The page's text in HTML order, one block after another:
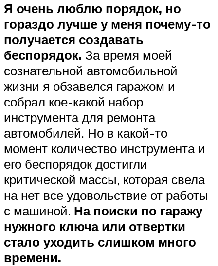
Я очень люблю порядок, но
гораздо лучше у меня почему-то
получается создавать
беспорядок. За время моей
сознательной автомобильной
жизни я обзавелся гаражом и
собрал кое-какой набор
инструмента для ремонта
автомобилей. Но в какой-то
момент количество инструмента и
его беспорядок достигли
критической массы, которая свела
на нет все удовольствие от работы
с машиной. На поиски по гаражу
нужного ключа или отвертки
стало уходить слишком много
времени.